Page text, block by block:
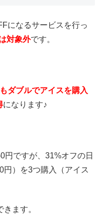
になるサービスを行っ
対象外です。
ダブルでアイスを購入
になります♪
円ですが、31%オフの日
円）を3つ購入（アイス
ます。